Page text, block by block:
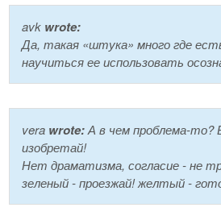
avk wrote:
Да, такая «штука» много где
научиться ее использовать
vera wrote:А в чем проблема-то?
изобретай!
Нет драматизма, согласие - не
зеленый - проезжай! желтый -